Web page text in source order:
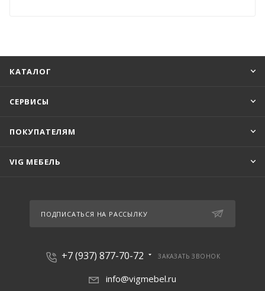
КАТАЛОГ
СЕРВИСЫ
ПОКУПАТЕЛЯМ
VIG МЕБЕЛЬ
ПОДПИСАТЬСЯ НА РАССЫЛКУ
+7 (937) 877-70-72 ЗАКАЗАТЬ ЗВОНОК
info@vigmebel.ru